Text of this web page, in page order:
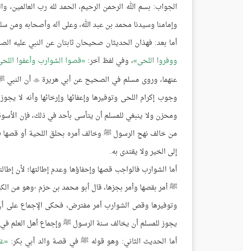
الجواب: بسم الله الرحمن الرحيم، الحمد لله رب
وإمامنا وسيدنا محمد بن عبد الله، وعلى آله وأصحابه ومن
أما بعد: فهذان الحديثان صحيحان ثابتان عن النبي عليه
ووفروا اللحى ، وفي لفظ آخر: قصوا الشوارب وأعفوا
عنهما، وروى مسلم في الصحيح عن أبي هريرة أن النبي
وجوب إكرام اللحى وتوفيرها وإعفائها وإرخائها وأنه لا
ومحزن ولا ينبغي للمسلم أن يتأسى بأحد في ذلك، فإن
من خالف نهج الرسول ﷺ وخالف أمره بحلق اللحية أو
إلى الخير ولا يقتدى به.
أما الشوارب فالواجب قصها وإحفاؤها وعدم إطالتها؛ لأن
ﷺ أمر بقصها وأمر بجزها، قال أبو محمد بن حزم -وهو من
وتوفيرها وقص الشوارب أمر مفترض، فحكى الإجماع على
يجوز للمسلم أن يخالف سنة الرسول ﷺ وإجماع أهل العلم
أما الحديث الثاني: وهو قوله ﷺ في قصة والد أبي بكر: